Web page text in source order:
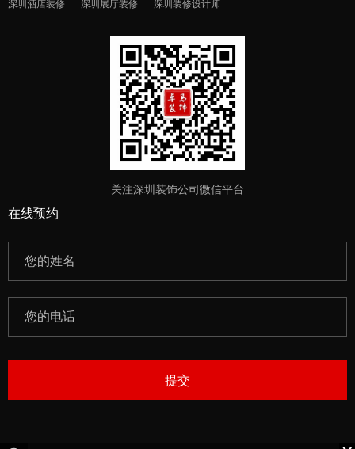
深圳酒店装修
深圳展厅装修 深圳装修设计师
关注深圳装饰公司微信平台
在线预约
提交